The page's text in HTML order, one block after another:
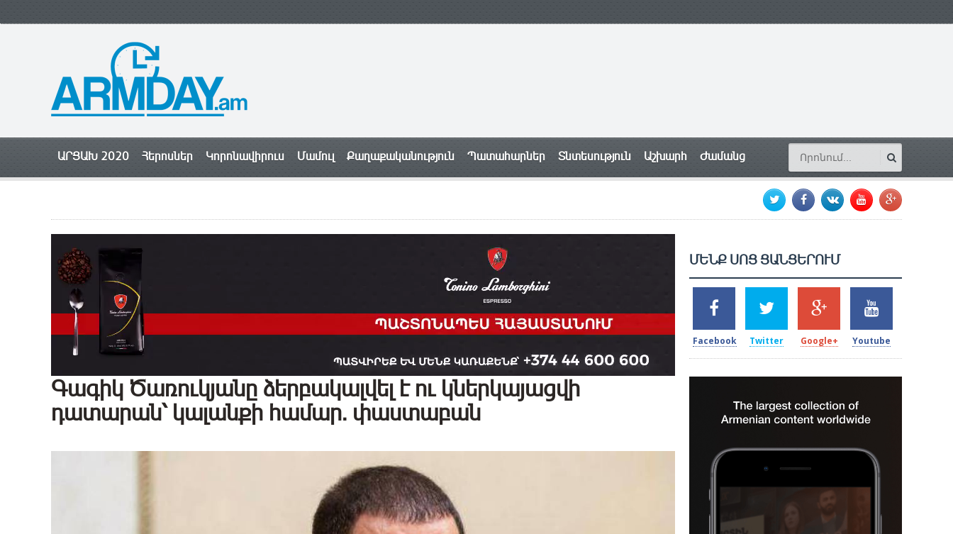
ԱՐՑԱԽ 2020 Հերոսներ Կորոնավիրուս Մամուլ Քաղաքականություն Պատահարներ Տնտեսություն Աշխարհ Ժամանց
Գագիկ Ծառուկյանը ձերբակալվել է ու կներկայացվի
դատարան՝ կալանքի համար. փաստաբան
ՄԵՆՔ ՍՈՑ ՑԱՆՑԵՐՈՒՄ
2k
SHARES
Facebook
1.5k
TWEETS
Twitter
203
SHARES
Google+
620
SHARES
Youtube